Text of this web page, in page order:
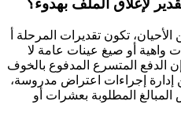
لإغلاق الملف بهدوء؟
تكون تقديرات المرحلة أ
واهية أو صيغ عينات عامة لا
الدفع المتسرع المدفوع بالخوف
إدارة إجراءات اعتراض مدروسة،
المطلوبة بعشرات أو